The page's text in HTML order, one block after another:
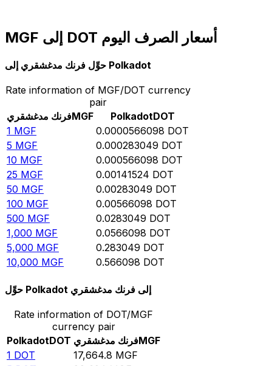
MGF إلى DOT أسعار الصرف اليوم
حوِّل فرنك مدغشقري إلى Polkadot
Rate information of MGF/DOT currency
pair
فرنك مدغشقريMGF PolkadotDOT
1 MGF 0.0000566098 DOT
5 MGF 0.000283049 DOT
10 MGF 0.000566098 DOT
25 MGF 0.00141524 DOT
50 MGF 0.00283049 DOT
100 MGF 0.00566098 DOT
500 MGF 0.0283049 DOT
1,000 MGF 0.0566098 DOT
5,000 MGF 0.283049 DOT
10,000 MGF 0.566098 DOT
حوِّل Polkadot إلى فرنك مدغشقري
Rate information of DOT/MGF
currency pair
PolkadotDOT فرنك مدغشقريMGF
1 DOT 17,664.8 MGF